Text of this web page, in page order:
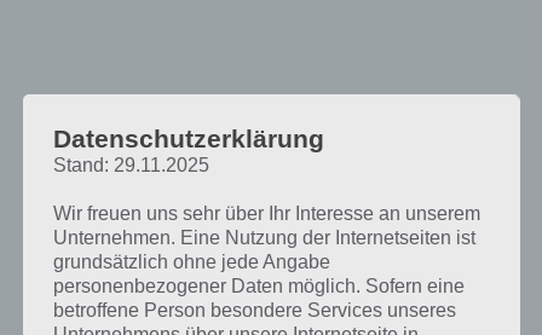
Datenschutzerklärung
Stand: 29.11.2025
Wir freuen uns sehr über Ihr Interesse an unserem
Unternehmen. Eine Nutzung der Internetseiten ist
grundsätzlich ohne jede Angabe
personenbezogener Daten möglich. Sofern eine
betroffene Person besondere Services unseres